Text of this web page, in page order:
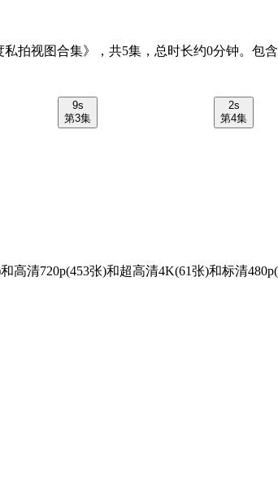
拍视图合集》，共5集，总时长约0分钟。包含
9s
第3集
2s
第4集
高清720p(453张)和超高清4K(61张)和标清